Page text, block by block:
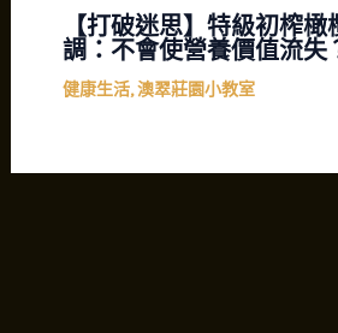
【打破迷思】特級初榨
調：不會使營養價值流失
健康生活,澳翠莊園小教室